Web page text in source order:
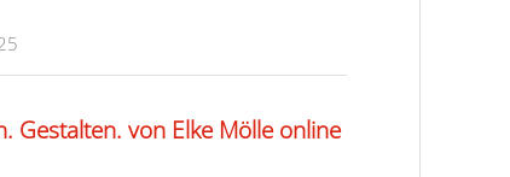
Gestalten. von Elke Mölle online